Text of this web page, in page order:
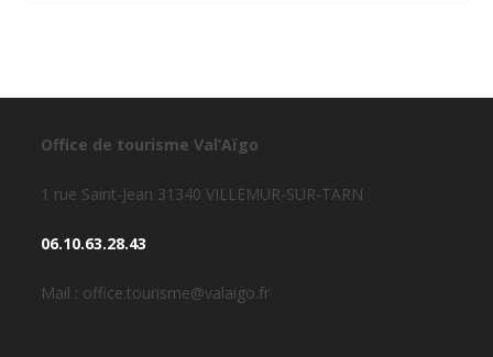
Office de tourisme Val’Aïgo
1 rue Saint-Jean 31340 VILLEMUR-SUR-TARN
06.10.63.28.43
Mail : office.tourisme@valaigo.fr